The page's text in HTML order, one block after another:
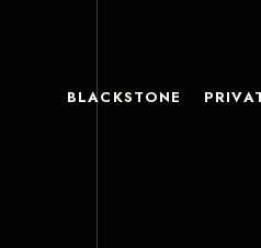
BLACKSTONE